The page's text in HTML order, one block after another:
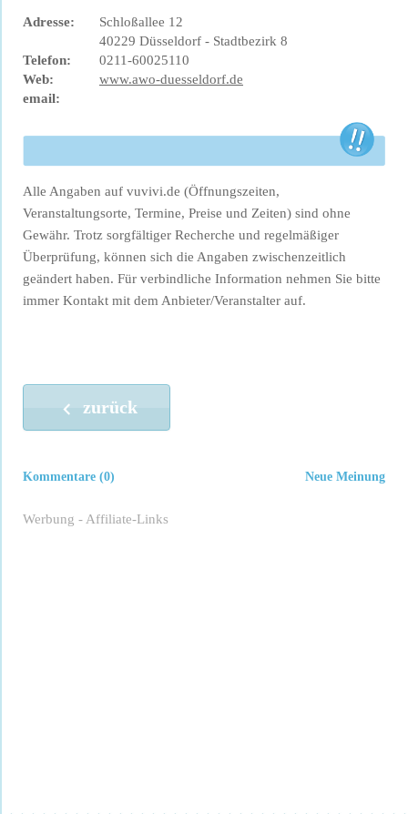
Adresse:
Schloßallee 12
40229 Düsseldorf - Stadtbezirk 8
Telefon:
0211-60025110
Web:
www.awo-duesseldorf.de
email:
Alle Angaben auf vuvivi.de (Öffnungszeiten,
Veranstaltungsorte, Termine, Preise und Zeiten) sind ohne
Gewähr. Trotz sorgfältiger Recherche und regelmäßiger
Überprüfung, können sich die Angaben zwischenzeitlich
geändert haben. Für verbindliche Information nehmen Sie bitte
immer Kontakt mit dem Anbieter/Veranstalter auf.
zurück
Neue Meinung
Kommentare (0)
Werbung - Affiliate-Links